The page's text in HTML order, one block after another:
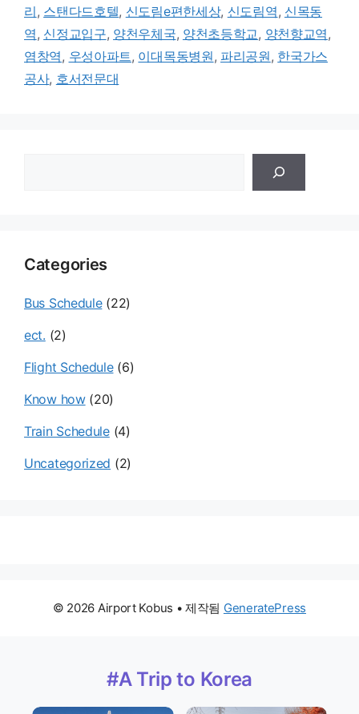
리, 스탠다드호텔, 신도림e편한세상, 신도림역, 신목동
역, 신정교입구, 양천우체국, 양천초등학교, 양천향교역,
염창역, 우성아파트, 이대목동병원, 파리공원, 한국가스
공사, 호서전문대
Categories
Bus Schedule(22)
ect. (2)
Flight Schedule(6)
Know how(20)
Train Schedule(4)
Uncategorized (2)
© 2026 Airport Kobus • 제작됨 GeneratePress
#A Trip to Korea